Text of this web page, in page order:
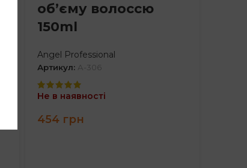
об’єму волоссю
150ml
Angel Professional
Артикул: A-306
Не в наявності
454 грн